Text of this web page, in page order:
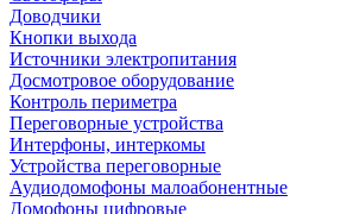
Доводчики
Кнопки выхода
Источники электропитания
Досмотровое оборудование
Контроль периметра
Переговорные устройства
Интерфоны, интеркомы
Устройства переговорные
Аудиодомофоны малоабонентные
Домофоны цифровые